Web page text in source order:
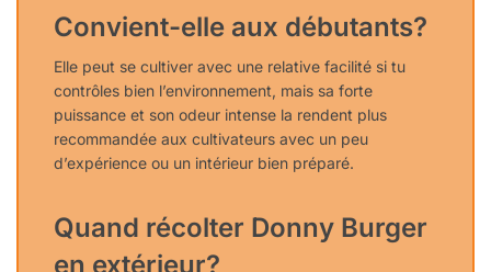
Convient-elle aux débutants?
Elle peut se cultiver avec une relative facilité si tu
contrôles bien l’environnement, mais sa forte
puissance et son odeur intense la rendent plus
recommandée aux cultivateurs avec un peu
d’expérience ou un intérieur bien préparé.
Quand récolter Donny Burger
en extérieur?